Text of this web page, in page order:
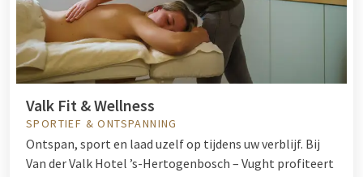
Valk Fit & Wellness
SPORTIEF & ONTSPANNING
Ontspan, sport en laad uzelf op tijdens uw verblijf. Bij
Van der Valk Hotel ’s-Hertogenbosch – Vught profiteert